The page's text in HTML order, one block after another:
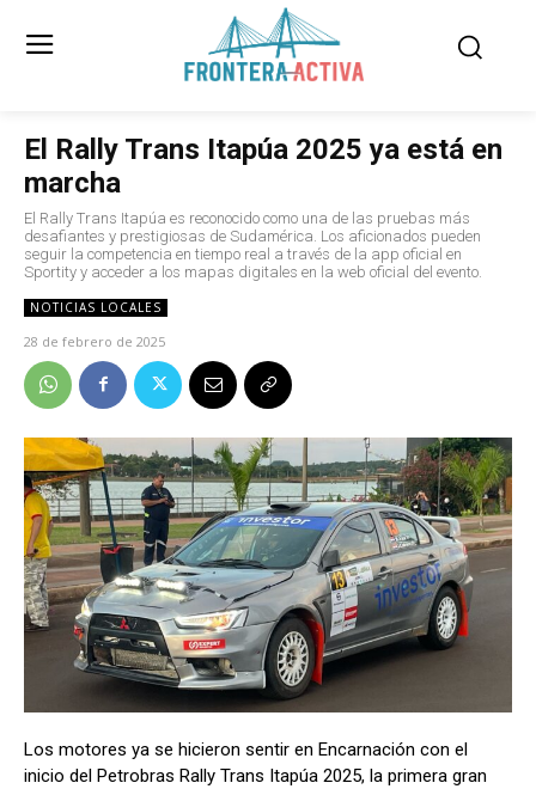
El Rally Trans Itapúa 2025 ya está en
marcha
El Rally Trans Itapúa es reconocido como una de las pruebas más
desafiantes y prestigiosas de Sudamérica. Los aficionados pueden
seguir la competencia en tiempo real a través de la app oficial en
Sportity y acceder a los mapas digitales en la web oficial del evento.
NOTICIAS LOCALES
28 de febrero de 2025
Los motores ya se hicieron sentir en Encarnación con el
inicio del Petrobras Rally Trans Itapúa 2025, la primera gran